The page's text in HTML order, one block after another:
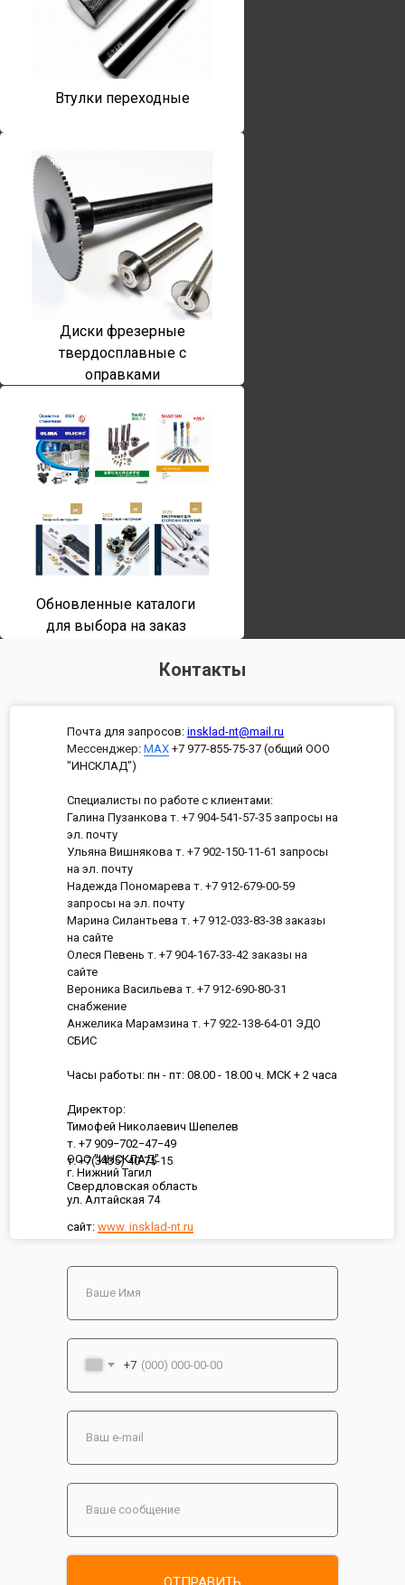
Втулки переходные
Диски фрезерные
твердосплавные с
оправками
Обновленные каталоги
для выбора на заказ
Контакты
ООО "ИНСКЛАД"
г. Нижний Тагил
Свердловская область
ул. Алтайская 74
сайт: www. insklad-nt.ru
Почта для запросов: insklad-nt@mail.ru
Мессенджер: MAX +7 977-855-75-37 (общий ООО
"ИНСКЛАД")
Специалисты по работе с клиентами:
Галина Пузанкова т. +7 904-541-57-35 запросы на
эл. почту
Ульяна Вишнякова т. +7 902-150-11-61 запросы
на эл. почту
Надежда Пономарева т. +7 912-679-00-59
запросы на эл. почту
Марина Силантьева т. +7 912-033-83-38 заказы
на сайте
Олеся Певень т. +7 904-167-33-42 заказы на
сайте
Вероника Васильева т. +7 912-690-80-31
снабжение
Анжелика Марамзина т. +7 922-138-64-01 ЭДО
СБИС
Часы работы: пн - пт: 08.00 - 18.00 ч. МСК + 2 часа
Директор:
Тимофей Николаевич Шепелев
т. +7 909−702−47−49
т. +7(3435) 40-75-15
+7